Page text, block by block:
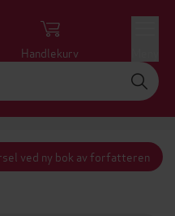
Handlekurv
ved ny bok av forfatteren